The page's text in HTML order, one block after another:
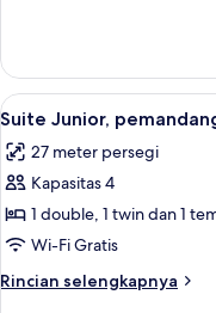
Kamar
Standar,
pemandangan
Lihat
semua
foto
untuk
Suite
Junior,
pemandangan
laut
7
Suite Junior,
27 meter persegi
Kapasitas 4
1 double, 1 twin dan 1
Wi-Fi Gratis
Rincian selengkapnya
Rincian